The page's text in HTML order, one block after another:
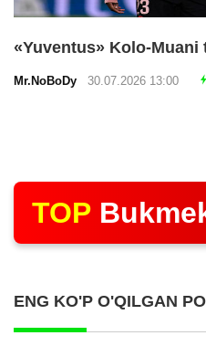
«Yuventus» Kolo-
Mr.NoBoDy 30.07.2026 13:00
TOP
ENG KO'P O'QILGAN